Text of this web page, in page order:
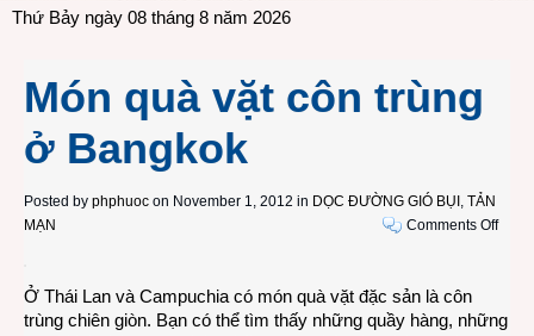
Thứ Bảy ngày 08 tháng 8 năm 2026
Món quà vặt côn trùng
ở Bangkok
Posted by phphuoc on November 1, 2012 in DỌC ĐƯỜNG GIÓ BỤI , TẢN
MẠN
Comments Offon
côn
Ở Thái Lan và Campuchia có món quà vặt đặc sản là côn
trùng chiên giòn. Bạn có thể tìm thấy những quầy hàng, những